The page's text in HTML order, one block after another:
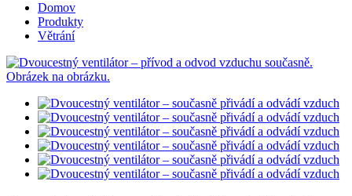
Domov
Produkty
Větrání